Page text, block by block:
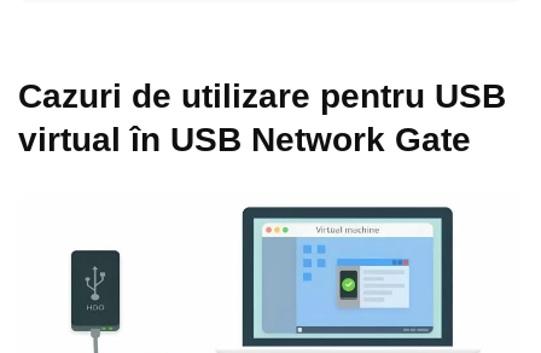
Cazuri de utilizare pentru USB
virtual în USB Network Gate